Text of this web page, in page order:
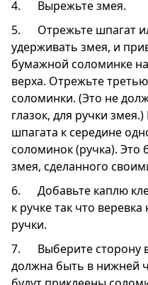
4. Вырежьте змея.
5. Отрежьте шпагат
удерживать змея, и
бумажной соломинке
верха. Отрежьте
соломинки. (Это не
глазок, для ручки
шпагата к середине
соломинок (ручка). Это
змея, сделанного
6. Добавьте каплю
к ручке так что
ручки.
7. Выберите сторону
должна быть в нижней